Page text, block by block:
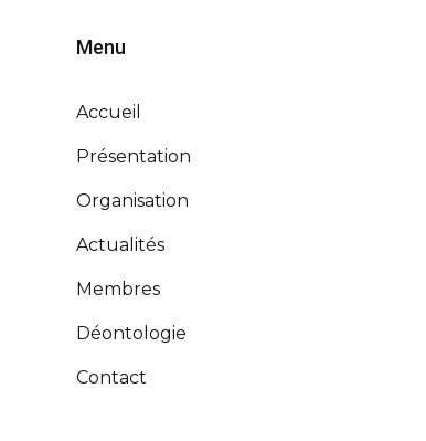
Menu
Accueil
Présentation
Organisation
Actualités
Membres
Déontologie
Contact